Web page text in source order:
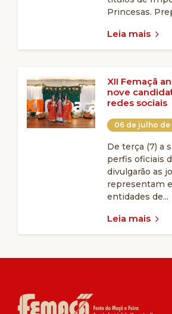
Princesas.
Leia mais
XII Femaçã
nove
redes sociais
06 de julho de
De terça (7) a
perfis oficiais
divulgarão as
representam
entidades de...
Leia mais